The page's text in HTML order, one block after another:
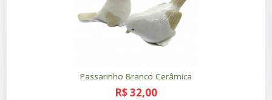
Passarinho Branco Cerâmica
R$ 32,00